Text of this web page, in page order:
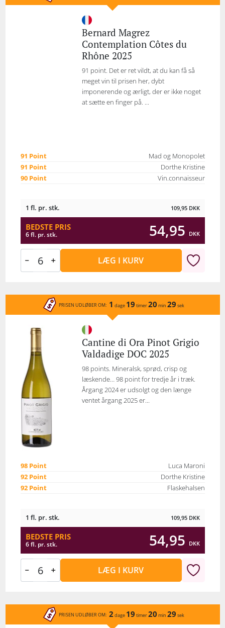
Bernard Magrez
Contemplation Côtes du
Rhône 2025
91 point. Det er ret vildt, at du kan få så
meget vin til prisen her, dybt
imponerende og ærligt, der er ikke noget
at sætte en finger på. ...
91 Point
Mad og Monopolet
91 Point
Dorthe Kristine
90 Point
Vin.connaisseur
1 fl. pr. stk. 109,95 DKK
BEDSTE PRIS
6 fl. pr. stk. 54,95 DKK
LÆG I KURV
PRISEN UDLØBER OM: 1 dage 19 timer20 min 29 sek
Cantine di Ora Pinot Grigio
Valdadige DOC 2025
98 points. Mineralsk, sprød, crisp og
læskende… 98 point for tredje år i træk.
Årgang 2024 er udsolgt og den længe
ventet årgang 2025 er...
98 Point
Luca Maroni
92 Point
Dorthe Kristine
92 Point
Flaskehalsen
1 fl. pr. stk. 109,95 DKK
BEDSTE PRIS
6 fl. pr. stk. 54,95 DKK
LÆG I KURV
PRISEN UDLØBER OM: 2 dage 19 timer20 min 29 sek